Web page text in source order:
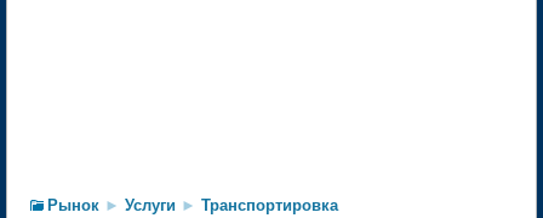
Рынок ► Услуги ► Транспортировка